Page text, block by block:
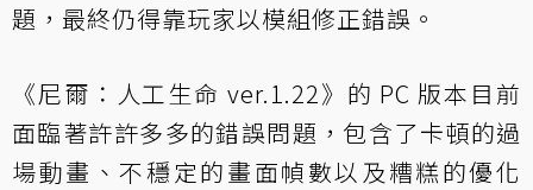
題，最終仍得靠玩家以模組修正錯誤。
《尼爾：人工生命 ver.1.22》的 PC 版本目前
面臨著許許多多的錯誤問題，包含了卡頓的過
場動畫、不穩定的畫面幀數以及糟糕的優化